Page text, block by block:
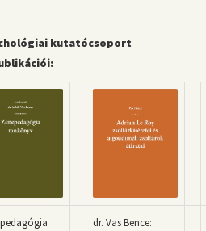
kutatócsoport
dr. Vas Bence: